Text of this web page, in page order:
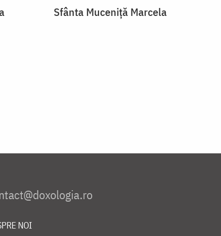
Sfânta Muceniță Marcela
NOI